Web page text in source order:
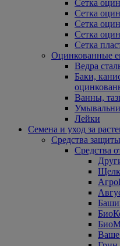
Сетка
Сетка
Сетка
Сетка
Сетка
Оцинкованные
Ведра
Баки,
Ванны,
Лейки
Семена и уход за
Средства
Средства
Ваше